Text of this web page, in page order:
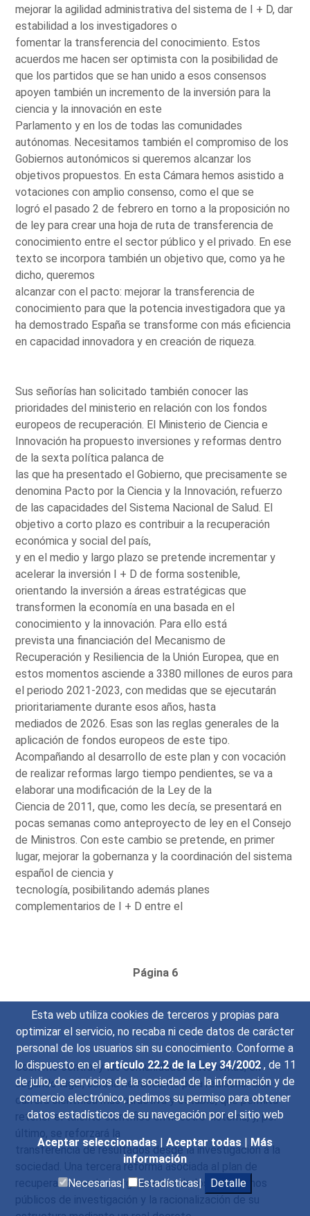
Esta web utiliza cookies de terceros y propias para
optimizar el servicio, no recaba ni cede datos de carácter
personal de los usuarios sin su conocimiento. Conforme a
lo dispuesto en elartículo 22.2 de la Ley 34/2002 , de 11
de julio, de servicios de la sociedad de la información y de
comercio electrónico, pedimos su permiso para obtener
datos estadísticos de su navegación por el sitio web
Aceptar seleccionadas| Aceptar todas | Más
información
Necesarias|
Estadísticas| Detalle
mejorar la agilidad administrativa del sistema de I + D, dar
estabilidad a los investigadores o
fomentar la transferencia del conocimiento. Estos
acuerdos me hacen ser optimista con la posibilidad de
que los partidos que se han unido a esos consensos
apoyen también un incremento de la inversión para la
ciencia y la innovación en este
Parlamento y en los de todas las comunidades
autónomas. Necesitamos también el compromiso de los
Gobiernos autonómicos si queremos alcanzar los
objetivos propuestos. En esta Cámara hemos asistido a
votaciones con amplio consenso, como el que se
logró el pasado 2 de febrero en torno a la proposición no
de ley para crear una hoja de ruta de transferencia de
conocimiento entre el sector público y el privado. En ese
texto se incorpora también un objetivo que, como ya he
dicho, queremos
alcanzar con el pacto: mejorar la transferencia de
conocimiento para que la potencia investigadora que ya
ha demostrado España se transforme con más eficiencia
en capacidad innovadora y en creación de riqueza.
Sus señorías han solicitado también conocer las
prioridades del ministerio en relación con los fondos
europeos de recuperación. El Ministerio de Ciencia e
Innovación ha propuesto inversiones y reformas dentro
de la sexta política palanca de
las que ha presentado el Gobierno, que precisamente se
denomina Pacto por la Ciencia y la Innovación, refuerzo
de las capacidades del Sistema Nacional de Salud. El
objetivo a corto plazo es contribuir a la recuperación
económica y social del país,
y en el medio y largo plazo se pretende incrementar y
acelerar la inversión I + D de forma sostenible,
orientando la inversión a áreas estratégicas que
transformen la economía en una basada en el
conocimiento y la innovación. Para ello está
prevista una financiación del Mecanismo de
Recuperación y Resiliencia de la Unión Europea, que en
estos momentos asciende a 3380 millones de euros para
el periodo 2021-2023, con medidas que se ejecutarán
prioritariamente durante esos años, hasta
mediados de 2026. Esas son las reglas generales de la
aplicación de fondos europeos de este tipo.
Acompañando al desarrollo de este plan y con vocación
de realizar reformas largo tiempo pendientes, se va a
elaborar una modificación de la Ley de la
Ciencia de 2011, que, como les decía, se presentará en
pocas semanas como anteproyecto de ley en el Consejo
de Ministros. Con este cambio se pretende, en primer
lugar, mejorar la gobernanza y la coordinación del sistema
español de ciencia y
tecnología, posibilitando además planes
complementarios de I + D entre el
Página 6
Gobierno central y las comunidades autónomas; en
segundo lugar, será la herramienta para rediseñar una
carrera científica más atractiva y estable, que permita
retener el talento científico en nuestro sistema, y, por
último, se reforzará la
transferencia de resultados desde la investigación a la
sociedad. Una tercera reforma asociada al plan de
recuperación es la reorganización de los organismos
públicos de investigación y la racionalización de su